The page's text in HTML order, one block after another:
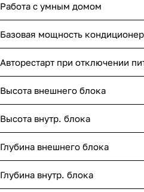
Работа с умным домом
Базовая мощность
Авторестарт при отключении
Высота внешнего блока
Высота внутр. блока
Глубина внешнего блока
Глубина внутр. блока